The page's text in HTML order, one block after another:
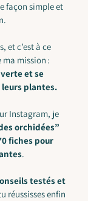
façon simple et
et c’est à ce
ma mission :
et se
plantes.
Instagram, je
orchidées”
fiches pour
.
testés et
réussisses enfin